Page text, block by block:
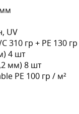
UV
гр + PE 130
4 шт
мм) 8 шт
PE 100 гр / м²